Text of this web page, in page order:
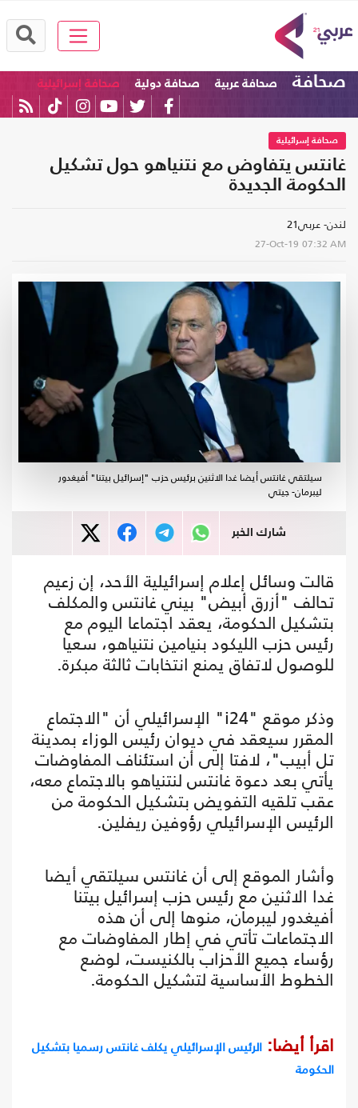
صحافة صحافة عربية صحافة دولية صحافة إسرائيلية
صحافة إسرائيلية
غانتس يتفاوض مع نتنياهو حول تشكيل
الحكومة الجديدة
لندن- عربي21
27-Oct-19 07:32 AM
سيلتقي غانتس أيضا غدا الاثنين برئيس حزب "إسرائيل بيتنا" أفيغدور
ليبرمان- جيتي
شارك الخبر
قالت وسائل إعلام إسرائيلية الأحد، إن زعيم
تحالف "أزرق أبيض" بيني غانتس والمكلف
بتشكيل الحكومة، يعقد اجتماعا اليوم مع
رئيس حزب الليكود بنيامين نتنياهو، سعيا
للوصول لاتفاق يمنع انتخابات ثالثة مبكرة.
وذكر موقع "i24" الإسرائيلي أن "الاجتماع
المقرر سيعقد في ديوان رئيس الوزاء بمدينة
تل أبيب"، لافتا إلى أن استئناف المفاوضات
يأتي بعد دعوة غانتس لنتنياهو بالاجتماع معه،
عقب تلقيه التفويض بتشكيل الحكومة من
الرئيس الإسرائيلي رؤوفين ريفلين.
وأشار الموقع إلى أن غانتس سيلتقي أيضا
غدا الاثنين مع رئيس حزب إسرائيل بيتنا
أفيغدور ليبرمان، منوها إلى أن هذه
الاجتماعات تأتي في إطار المفاوضات مع
رؤساء جميع الأحزاب بالكنيست، لوضع
الخطوط الأساسية لتشكيل الحكومة.
اقرأ أيضا: الرئيس الإسرائيلي يكلف غانتس رسميا بتشكيل
الحكومة